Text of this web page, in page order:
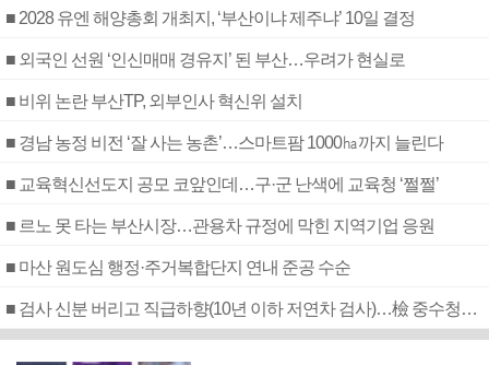
■ 2028 유엔 해양총회 개최지, ‘부산이냐 제주냐’ 10일 결정
■ 외국인 선원 ‘인신매매 경유지’ 된 부산…우려가 현실로
■ 비위 논란 부산TP, 외부인사 혁신위 설치
■ 경남 농정 비전 ‘잘 사는 농촌’…스마트팜 1000㏊까지 늘린다
■ 교육혁신선도지 공모 코앞인데…구·군 난색에 교육청 ‘쩔쩔’
■ 르노 못 타는 부산시장…관용차 규정에 막힌 지역기업 응원
■ 마산 원도심 행정·주거복합단지 연내 준공 수순
■ 검사 신분 버리고 직급하향(10년 이하 저연차 검사)…檢 중수청행 기피